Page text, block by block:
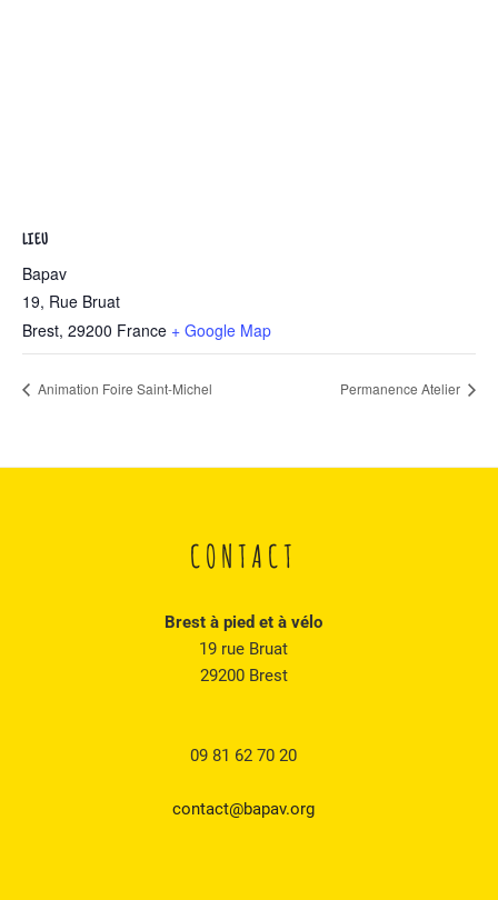
LIEU
Bapav
19, Rue Bruat
Brest, 29200 France + Google Map
Animation Foire Saint-Michel Permanence Atelier
CONTACT
Brest à pied et à vélo
19 rue Bruat
29200 Brest
09 81 62 70 20
contact@bapav.org